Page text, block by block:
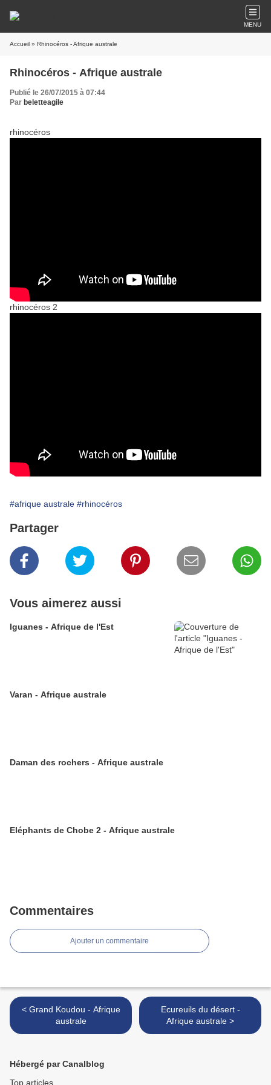
MENU
Accueil » Rhinocéros - Afrique australe
Rhinocéros - Afrique australe
Publié le 26/07/2015 à 07:44
Par beletteagile
rhinocéros
rhinocéros 2
#afrique australe #rhinocéros
Partager
Vous aimerez aussi
Iguanes - Afrique de l'Est
Varan - Afrique australe
Daman des rochers - Afrique australe
Eléphants de Chobe 2 - Afrique australe
Commentaires
Ajouter un commentaire
< Grand Koudou - Afrique
australe
Ecureuils du désert -
Afrique australe >
Hébergé par Canalblog
Top articles